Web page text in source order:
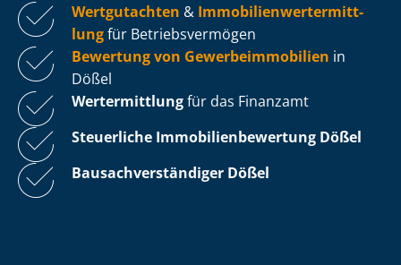
Wertgutachten & Im­mo­bi­li­en­wert­ermitt­
lungfür Be­triebs­ver­mö­gen
Bewertung von Ge­wer­be­im­mo­bi­li­en in
Dößel
Wertermittlungfür das Finanzamt
Steuerliche Im­mo­bi­li­en­be­wer­tung Dößel
Bau­sach­ver­stän­di­ger Dößel